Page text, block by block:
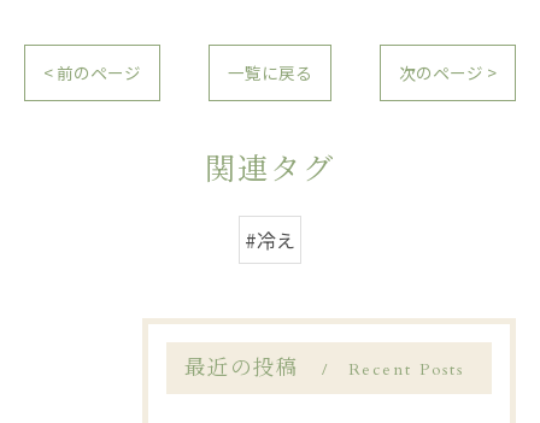
< 前のページ 一覧に戻る 次のページ >
関連タグ
#冷え
最近の投稿 Recent Posts